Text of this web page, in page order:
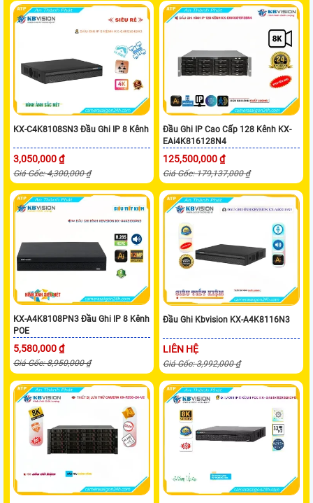
KX-C4K8108SN3 Đầu Ghi IP 8 Kênh
3,050,000 ₫
Giá Gốc: 4,300,000 ₫
Đầu Ghi IP Cao Cấp 128 Kênh KX-
EAi4K816128N4
125,500,000 ₫
Giá Gốc: 179,137,000 ₫
KX-A4K8108PN3 Đầu Ghi IP 8 Kênh
POE
5,580,000 ₫
Giá Gốc: 8,950,000 ₫
Đầu Ghi Kbvision KX-A4K8116N3
LIÊN HỆ
Giá Gốc: 3,992,000 ₫